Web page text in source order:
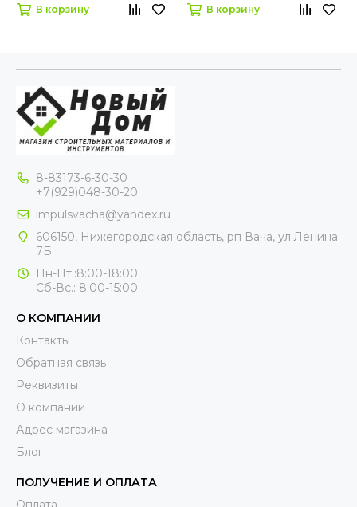
В корзину В корзину
8-83173-6-30-30
+7(929)048-30-20
impulsvacha@yandex.ru
606150, Нижегородская область, рп Вача, ул.Ленина
7Б
Пн-Пт.:8:00-18:00
Сб-Вс.: 8:00-15:00
О КОМПАНИИ
Контакты
Обратная связь
Реквизиты
О компании
Адрес магазина
Блог
ПОЛУЧЕНИЕ И ОПЛАТА